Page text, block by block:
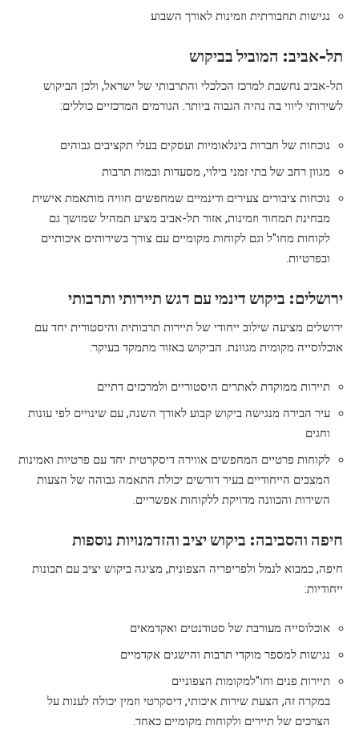
נגישות תחבורתית וזמינות לאורך השבוע
תל-אביב: המוביל בביקוש
תל-אביב נחשבת למרכז הכלכלי והתרבותי של ישראל, ולכן הביקוש
לשירותי ליווי בה נהיה הגבוה ביותר. הגורמים המרכזיים כוללים:
נוכחות של חברות בינלאומיות ועסקים בעלי תקציבים גבוהים
מגוון רחב של בתי זמני בילוי, מסעדות ובמות תרבות
נוכחות ציבורים צעירים ודינמיים שמחפשים חוויה מותאמת אישית
מבחינת תמחור וזמינות, אזור תל-אביב מציע תמהיל שמושך גם
לקוחות מחו"ל וגם לקוחות מקומיים עם צורך בשירותים איכותיים
ובפרטיות.
ירושלים: ביקוש דינמי עם דגש תיירותי ותרבותי
ירושלים מציעה שילוב ייחודי של תיירות תרבותית והיסטורית יחד עם
אוכלוסייה מקומית מגוונת. הביקוש באזור מתמקד בעיקר:
תיירות ממוקדת לאתרים היסטוריים ולמרכזים דתיים
עיר הבירה מנגישה ביקוש קבוע לאורך השנה, עם שינויים לפי עונות
וחגים
לקוחות פרטיים המחפשים אווירה דיסקרטית יחד עם פרטיות ואמינות
המצבים הייחודיים בעיר דורשים יכולת התאמה גבוהה של הצעות
השירות והכוונה מדויקת ללקוחות אפשריים.
חיפה והסביבה: ביקוש יציב והזדמנויות נוספות
חיפה, כמבוא לנמל ולפריפריה הצפונית, מציגה ביקוש יציב עם תכונות
ייחודיות:
אוכלוסייה מעורבת של סטודנטים ואקדמאים
נגישות למספר מוקדי תרבות והישגים אקדמיים
תיירות פנים וחו"למקומות הצפוניים
במקרה זה, הצעת שירות איכותי, דיסקרטי וזמין יכולה לענות על
הצרכים של תיירים ולקוחות מקומיים כאחד.